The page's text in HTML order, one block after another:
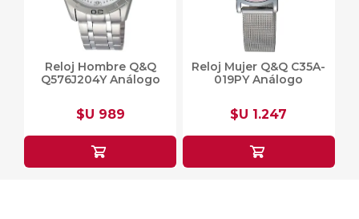
Reloj Hombre Q&Q
Q576J204Y Análogo
$U 989
Reloj Mujer Q&Q C35A-
019PY Análogo
$U 1.247